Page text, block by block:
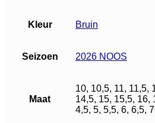
Kleur Bruin
Seizoen 2026 NOOS
Maat
10, 10,5, 11, 11,5,
14,5, 15, 15,5, 16,
4,5, 5, 5,5, 6, 6,5,